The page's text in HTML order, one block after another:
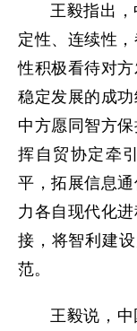
王毅指出
定性、连续性
性积极看待对
稳定发展的成功
中方愿同智方
挥自贸协定牵
平，拓展信息
力各自现代化
接，将智利建
范。
王毅说，